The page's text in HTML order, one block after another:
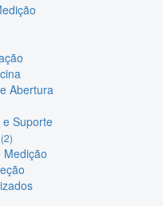
Abertura
Suporte
(2)
Medição